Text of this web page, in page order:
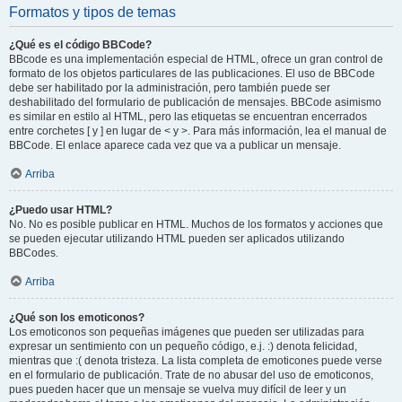
Formatos y tipos de temas
¿Qué es el código BBCode?
BBcode es una implementación especial de HTML, ofrece un gran control de
formato de los objetos particulares de las publicaciones. El uso de BBCode
debe ser habilitado por la administración, pero también puede ser
deshabilitado del formulario de publicación de mensajes. BBCode asimismo
es similar en estilo al HTML, pero las etiquetas se encuentran encerrados
entre corchetes [ y ] en lugar de < y >. Para más información, lea el manual de
BBCode. El enlace aparece cada vez que va a publicar un mensaje.
Arriba
¿Puedo usar HTML?
No. No es posible publicar en HTML. Muchos de los formatos y acciones que
se pueden ejecutar utilizando HTML pueden ser aplicados utilizando
BBCodes.
Arriba
¿Qué son los emoticonos?
Los emoticonos son pequeñas imágenes que pueden ser utilizadas para
expresar un sentimiento con un pequeño código, e.j. :) denota felicidad,
mientras que :( denota tristeza. La lista completa de emoticones puede verse
en el formulario de publicación. Trate de no abusar del uso de emoticonos,
pues pueden hacer que un mensaje se vuelva muy difícil de leer y un